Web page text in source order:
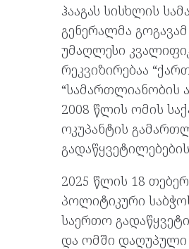
ჰააგას სისხლის
გენერალმა
უმაღლესი
რეკვიზირებაა
“სამართლიანობის
2008 წლის ომის
ოკუპანტის
2025 წლის 18
პოლიტიკური
საერთო
და ომში დაღუპული